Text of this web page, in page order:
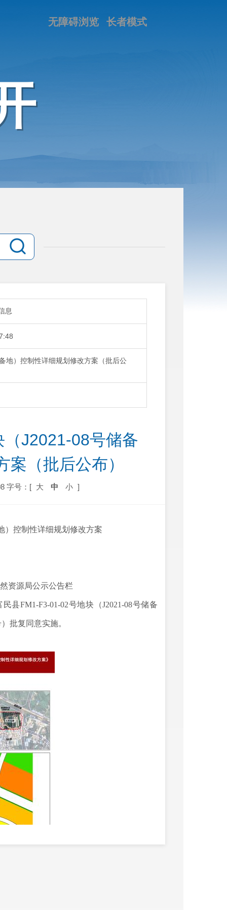
长者模式
无障碍浏览
息
地）控制性详细规划修改方案（批后公
J2021-08号储备
（批后公布）
字号：[ 大 中 小 ]
）控制性详细规划修改方案
资源局公示公告栏
民县FM1-F3-01-02号地块（J2021-08号储备
批复同意实施。